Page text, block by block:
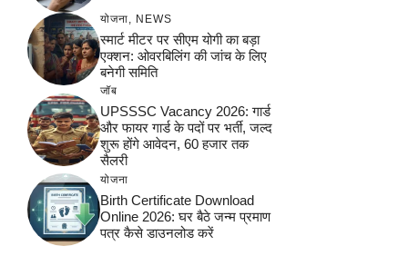
योजना, NEWS
स्मार्ट मीटर पर सीएम योगी का बड़ा
एक्शन: ओवरबिलिंग की जांच के लिए
बनेगी समिति
जॉब
UPSSSC Vacancy 2026: गार्ड
और फायर गार्ड के पदों पर भर्ती, जल्द
शुरू होंगे आवेदन, 60 हजार तक
सैलरी
योजना
Birth Certificate Download
Online 2026: घर बैठे जन्म प्रमाण
पत्र कैसे डाउनलोड करें